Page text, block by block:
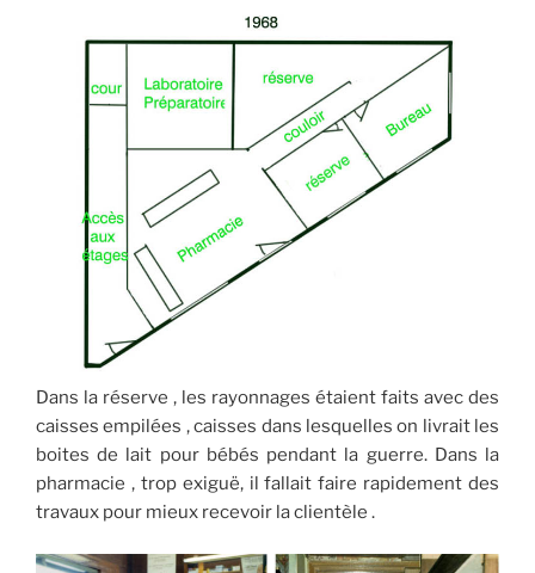
Dans la réserve , les rayonnages étaient faits avec des
caisses empilées , caisses dans lesquelles on livrait les
boites de lait pour bébés pendant la guerre. Dans la
pharmacie , trop exiguë, il fallait faire rapidement des
travaux pour mieux recevoir la clientèle .